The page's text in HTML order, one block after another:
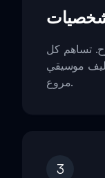
تساهم كل
موسيقي
مروع.
3